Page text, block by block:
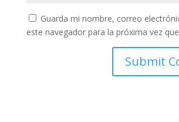
Guarda mi nombre, correo
este navegador para la próxima vez